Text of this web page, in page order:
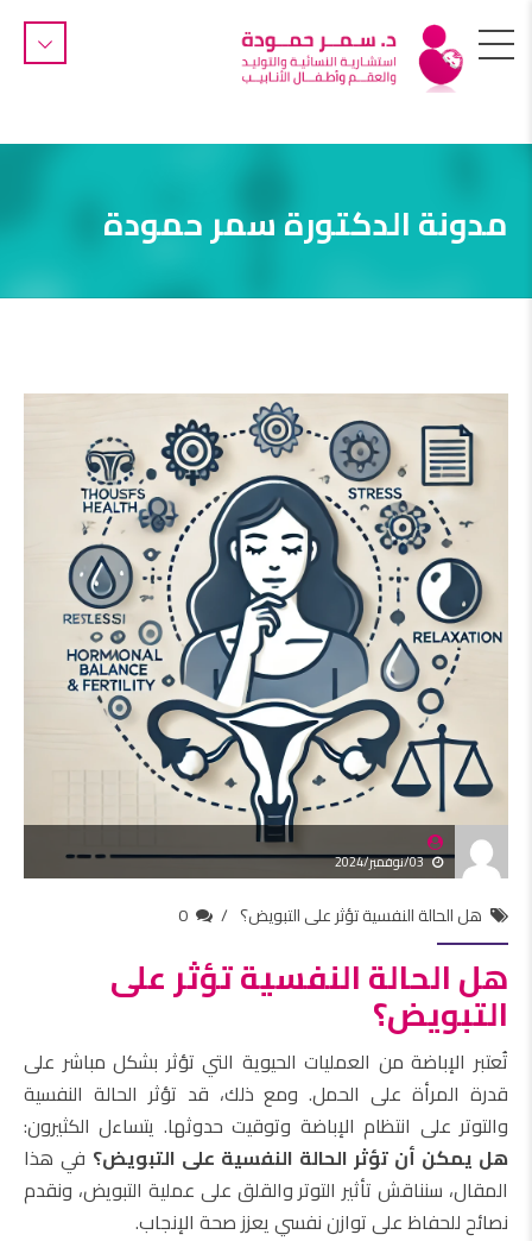
مدونة الدكتورة سمر حمودة
03/نوفمبر/2024
هل الحالة النفسية تؤثر على التبويض؟ 0
هل الحالة النفسية تؤثر على
التبويض؟
تُعتبر الإباضة من العمليات الحيوية التي تؤثر بشكل مباشر على
قدرة المرأة على الحمل. ومع ذلك، قد تؤثر الحالة النفسية
والتوتر على انتظام الإباضة وتوقيت حدوثها. يتساءل الكثيرون:
هل يمكن أن تؤثر الحالة النفسية على التبويض؟ في هذا
المقال، سنناقش تأثير التوتر والقلق على عملية التبويض، ونقدم
نصائح للحفاظ على توازن نفسي يعزز صحة الإنجاب.